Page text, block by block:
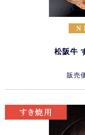
松阪牛
販売